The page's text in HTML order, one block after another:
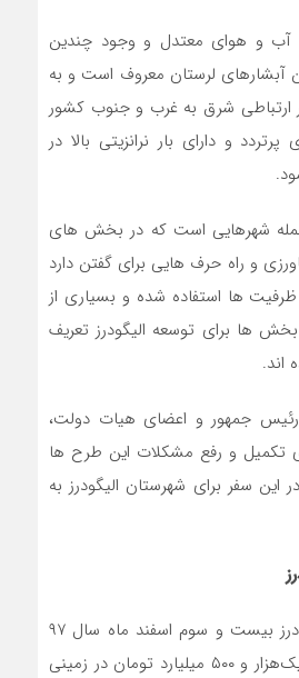
آب و هوای معتدل و وجود چندین
آبشارهای لرستان معروف است و به
ارتباطی شرق به غرب و جنوب کشور
و دارای بار نرانزیتی بالا در
جمله شهرهایی است که در بخش های
و راه حرف هایی برای گفتن دارد
ها استفاده شده و بسیاری از
ها برای توسعه الیگودرز تعریف
اند.
رئیس جمهور و اعضای هیات دولت،
تکمیل و رفع مشکلات این طرح ها
سفر برای شهرستان الیگودرز به
کارخانه لاستیک الیگودرز بیست و سوم اسفند ماه سال ۹۷
با سرمایه‌گذاری ثابت یک‌هزار و ۵۰۰ میلیارد تومان در زمینی